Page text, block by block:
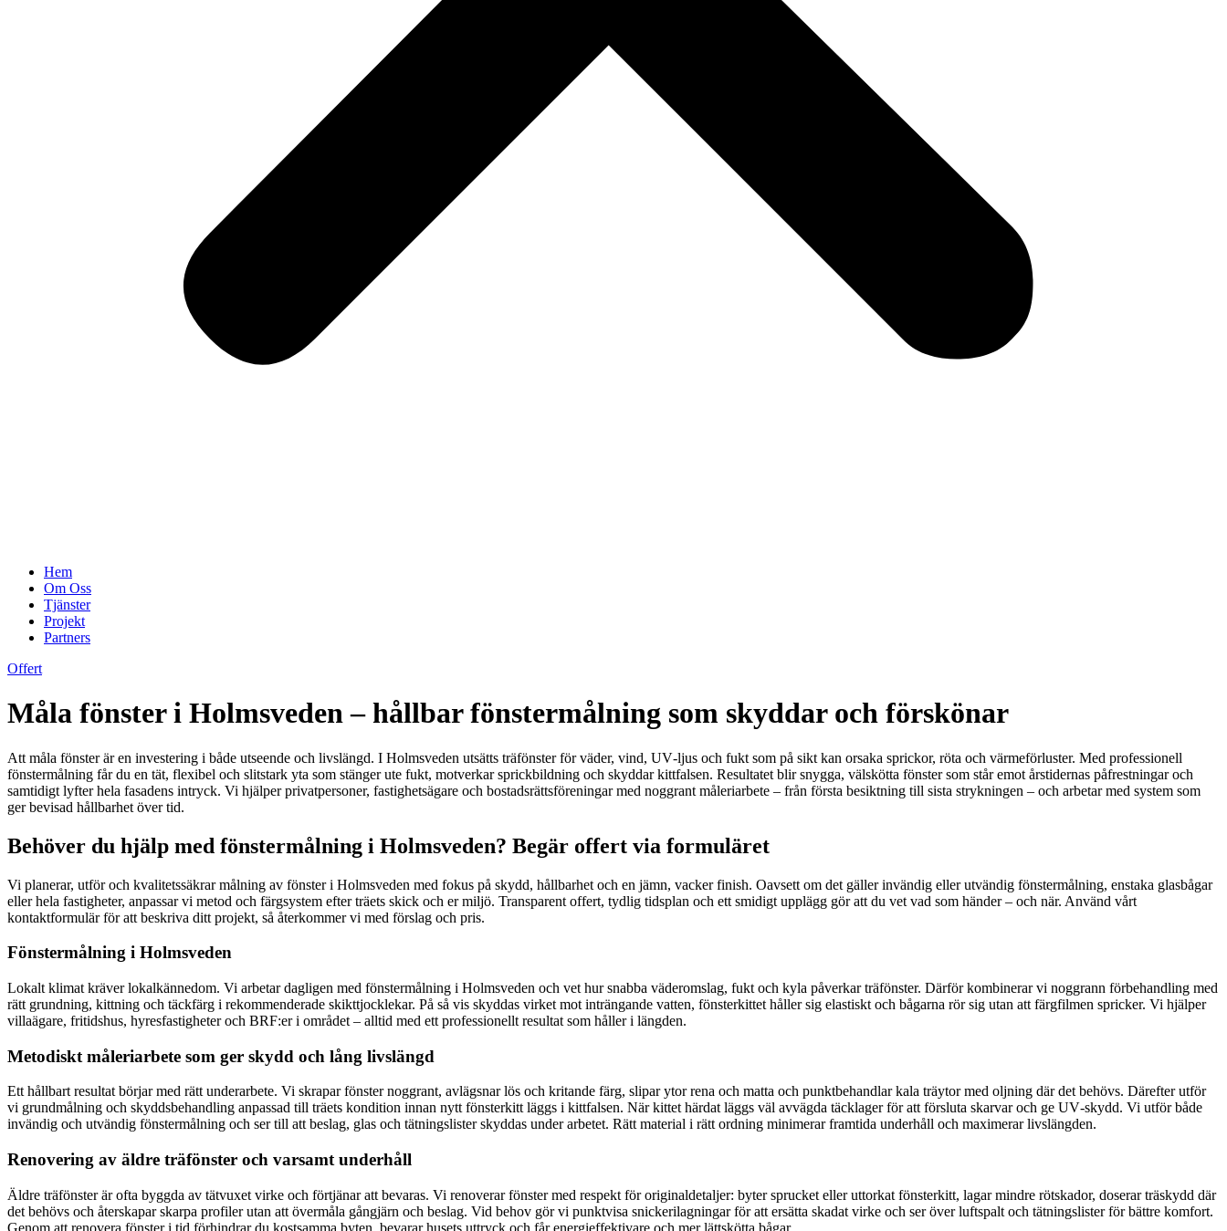
Hem
Om Oss
Tjänster
Projekt
Partners
Offert
Måla fönster i Holmsveden – hållbar fönstermålning som skyddar och förskönar
Att måla fönster är en investering i både utseende och livslängd. I Holmsveden utsätts träfönster för väder, vind, UV‑ljus och fukt som på sikt kan orsaka sprickor, röta och värmeförluster. Med professionell
fönstermålning får du en tät, flexibel och slitstark yta som stänger ute fukt, motverkar sprickbildning och skyddar kittfalsen. Resultatet blir snygga, välskötta fönster som står emot årstidernas påfrestningar och
samtidigt lyfter hela fasadens intryck. Vi hjälper privatpersoner, fastighetsägare och bostadsrättsföreningar med noggrant måleriarbete – från första besiktning till sista strykningen – och arbetar med system som
ger bevisad hållbarhet över tid.
Behöver du hjälp med fönstermålning i Holmsveden? Begär offert via formuläret
Vi planerar, utför och kvalitetssäkrar målning av fönster i Holmsveden med fokus på skydd, hållbarhet och en jämn, vacker finish. Oavsett om det gäller invändig eller utvändig fönstermålning, enstaka glasbågar
eller hela fastigheter, anpassar vi metod och färgsystem efter träets skick och er miljö. Transparent offert, tydlig tidsplan och ett smidigt upplägg gör att du vet vad som händer – och när. Använd vårt
kontaktformulär för att beskriva ditt projekt, så återkommer vi med förslag och pris.
Fönstermålning i Holmsveden
Lokalt klimat kräver lokalkännedom. Vi arbetar dagligen med fönstermålning i Holmsveden och vet hur snabba väderomslag, fukt och kyla påverkar träfönster. Därför kombinerar vi noggrann förbehandling med
rätt grundning, kittning och täckfärg i rekommenderade skikttjocklekar. På så vis skyddas virket mot inträngande vatten, fönsterkittet håller sig elastiskt och bågarna rör sig utan att färgfilmen spricker. Vi hjälper
villaägare, fritidshus, hyresfastigheter och BRF:er i området – alltid med ett professionellt resultat som håller i längden.
Metodiskt måleriarbete som ger skydd och lång livslängd
Ett hållbart resultat börjar med rätt underarbete. Vi skrapar fönster noggrant, avlägsnar lös och kritande färg, slipar ytor rena och matta och punktbehandlar kala träytor med oljning där det behövs. Därefter utför
vi grundmålning och skyddsbehandling anpassad till träets kondition innan nytt fönsterkitt läggs i kittfalsen. När kittet härdat läggs väl avvägda täcklager för att försluta skarvar och ge UV‑skydd. Vi utför både
invändig och utvändig fönstermålning och ser till att beslag, glas och tätningslister skyddas under arbetet. Rätt material i rätt ordning minimerar framtida underhåll och maximerar livslängden.
Renovering av äldre träfönster och varsamt underhåll
Äldre träfönster är ofta byggda av tätvuxet virke och förtjänar att bevaras. Vi renoverar fönster med respekt för originaldetaljer: byter sprucket eller uttorkat fönsterkitt, lagar mindre rötskador, doserar träskydd där
det behövs och återskapar skarpa profiler utan att övermåla gångjärn och beslag. Vid behov gör vi punktvisa snickerilagningar för att ersätta skadat virke och ser över luftspalt och tätningslister för bättre komfort.
Genom att renovera fönster i tid förhindrar du kostsamma byten, bevarar husets uttryck och får energieffektivare och mer lättskötta bågar.